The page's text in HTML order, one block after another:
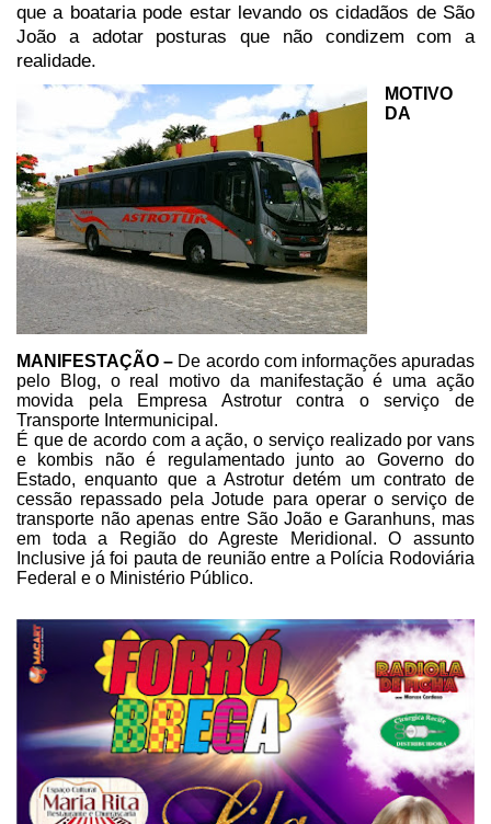
que a boataria pode estar levando os cidadãos de São
João aadotar posturas que não condizem com a
realidade.
MOTIVO
DA
MANIFESTAÇÃO – De acordo com informações apuradas
pelo Blog, o real motivo da manifestação é uma ação
movida pela Empresa Astroturcontra o serviço de
Transporte Intermunicipal.
É que de acordo com a ação, o serviço realizado por vans
e kombis não é regulamentado junto ao Governo do
Estado, enquanto que a Astrotur detém um contrato de
cessão repassado pela Jotude para operar o serviço de
transporte não apenas entre São João e Garanhuns, mas
em toda a Região do Agreste Meridional. O assunto
Inclusive já foi pauta de reunião entre a Polícia Rodoviária
Federal e o Ministério Público.